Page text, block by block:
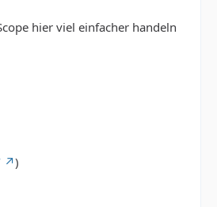
hier viel einfacher handeln
)